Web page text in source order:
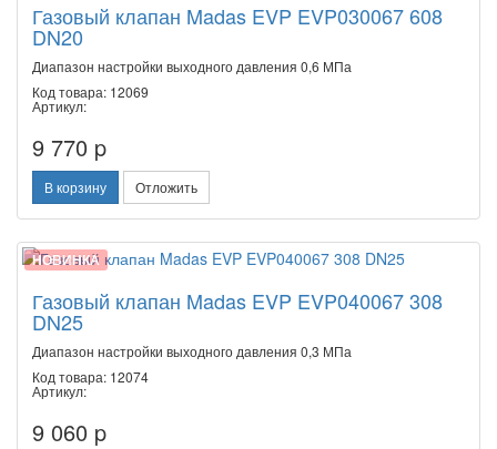
Газовый клапан Madas EVP EVP030067 608
DN20
Диапазон настройки выходного давления 0,6 МПа
Код товара: 12069
Артикул:
9 770 p
В корзину Отложить
НОВИНКА
Газовый клапан Madas EVP EVP040067 308
DN25
Диапазон настройки выходного давления 0,3 МПа
Код товара: 12074
Артикул:
9 060 p